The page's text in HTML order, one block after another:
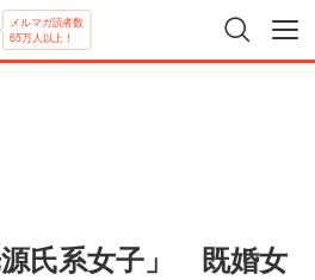
メルマガ読者数
65万人以上！
氏系女子」 既婚女